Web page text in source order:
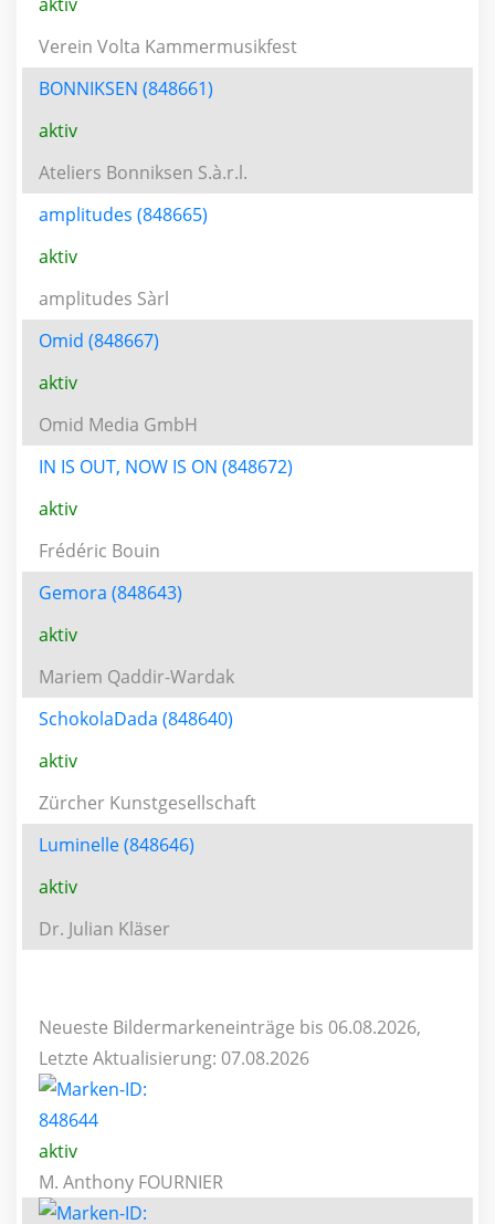
Verein Volta Kammermusikfest
BONNIKSEN (848661)
aktiv
Ateliers Bonniksen S.à.r.l.
amplitudes (848665)
aktiv
amplitudes Sàrl
Omid (848667)
aktiv
Omid Media GmbH
IN IS OUT, NOW IS ON (848672)
aktiv
Frédéric Bouin
Gemora (848643)
aktiv
Mariem Qaddir-Wardak
SchokolaDada (848640)
aktiv
Zürcher Kunstgesellschaft
Luminelle (848646)
aktiv
Dr. Julian Kläser
Neueste Bildermarkeneinträge bis 06.08.2026,
Letzte Aktualisierung: 07.08.2026
aktiv
M. Anthony FOURNIER